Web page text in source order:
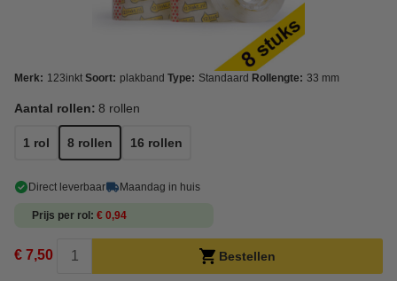
Merk: 123inkt Soort: plakband Type: Standaard Rollengte: 33 mm
Aantal rollen: 8 rollen
1 rol 8 rollen 16 rollen
Direct leverbaar Maandag in huis
Prijs per rol € 0,94
€ 7,50 Bestellen